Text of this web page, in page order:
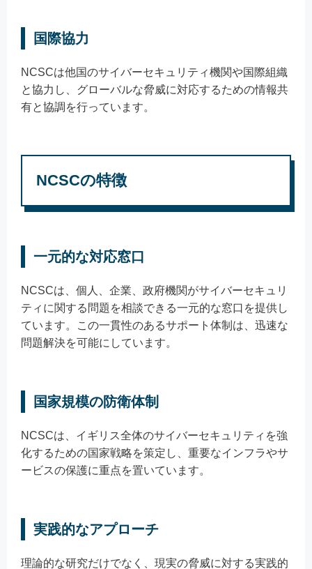
国際協力
NCSCは他国のサイバーセキュリティ機関や国際組織
と協力し、グローバルな脅威に対応するための情報共
有と協調を行っています。
NCSCの特徴
一元的な対応窓口
NCSCは、個人、企業、政府機関がサイバーセキュリ
ティに関する問題を相談できる一元的な窓口を提供し
ています。この一貫性のあるサポート体制は、迅速な
問題解決を可能にしています。
国家規模の防衛体制
NCSCは、イギリス全体のサイバーセキュリティを強
化するための国家戦略を策定し、重要なインフラやサ
ービスの保護に重点を置いています。
実践的なアプローチ
理論的な研究だけでなく、現実の脅威に対する実践的